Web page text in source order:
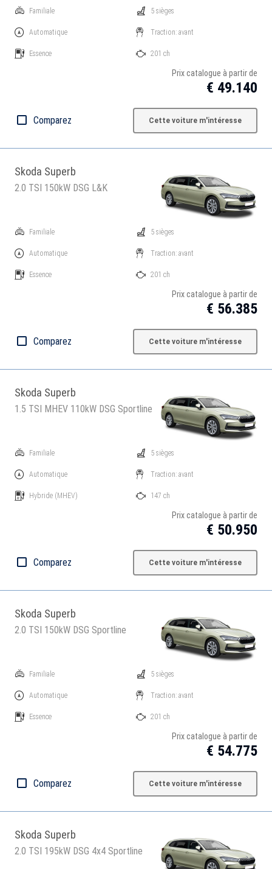
Familiale
Automatique
Essence
5 sièges
Traction: avant
201 ch
Prix catalogue à partir de
€ 49.140
Comparez Cette voiture m'intéresse
Skoda Superb
2.0 TSI 150kW DSG L&K
Familiale
Automatique
Essence
5 sièges
Traction: avant
201 ch
Prix catalogue à partir de
€ 56.385
Comparez Cette voiture m'intéresse
Skoda Superb
1.5 TSI MHEV 110kW DSG Sportline
Familiale
Automatique
Hybride (MHEV)
5 sièges
Traction: avant
147 ch
Prix catalogue à partir de
€ 50.950
Comparez Cette voiture m'intéresse
Skoda Superb
2.0 TSI 150kW DSG Sportline
Familiale
Automatique
Essence
5 sièges
Traction: avant
201 ch
Prix catalogue à partir de
€ 54.775
Comparez Cette voiture m'intéresse
Skoda Superb
2.0 TSI 195kW DSG 4x4 Sportline